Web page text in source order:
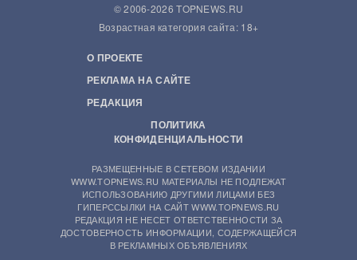
© 2006-2026 TOPNEWS.RU
Возрастная категория сайта: 18+
О ПРОЕКТЕ
РЕКЛАМА НА САЙТЕ
РЕДАКЦИЯ
ПОЛИТИКА
КОНФИДЕНЦИАЛЬНОСТИ
РАЗМЕЩЕННЫЕ В СЕТЕВОМ ИЗДАНИИ
WWW.TOPNEWS.RU МАТЕРИАЛЫ НЕ ПОДЛЕЖАТ
ИСПОЛЬЗОВАНИЮ ДРУГИМИ ЛИЦАМИ БЕЗ
ГИПЕРССЫЛКИ НА САЙТ WWW.TOPNEWS.RU
РЕДАКЦИЯ НЕ НЕСЕТ ОТВЕТСТВЕННОСТИ ЗА
ДОСТОВЕРНОСТЬ ИНФОРМАЦИИ, СОДЕРЖАЩЕЙСЯ
В РЕКЛАМНЫХ ОБЪЯВЛЕНИЯХ